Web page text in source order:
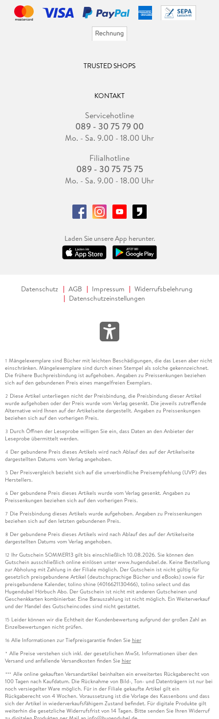
TRUSTED SHOPS
KONTAKT
Servicehotline
089 - 30 75 79 00
Mo. - Sa. 9.00 - 18.00 Uhr
Filialhotline
089 - 30 75 75 75
Mo. - Sa. 9.00 - 18.00 Uhr
Laden Sie unsere App herunter.
Datenschutz AGB Impressum
Widerrufsbelehrung
Datenschutzeinstellungen
1 Mängelexemplare sind Bücher mit leichten Beschädigungen, die das Lesen aber nicht
einschränken. Mängelexemplare sind durch einen Stempel als solche gekennzeichnet.
Die frühere Buchpreisbindung ist aufgehoben. Angaben zu Preissenkungen beziehen
sich auf den gebundenen Preis eines mangelfreien Exemplars.
2 Diese Artikel unterliegen nicht der Preisbindung, die Preisbindung dieser Artikel
wurde aufgehoben oder der Preis wurde vom Verlag gesenkt. Die jeweils zutreffende
Alternative wird Ihnen auf der Artikelseite dargestellt. Angaben zu Preissenkungen
beziehen sich auf den vorherigen Preis.
3 Durch Öffnen der Leseprobe willigen Sie ein, dass Daten an den Anbieter der
Leseprobe übermittelt werden.
4 Der gebundene Preis dieses Artikels wird nach Ablauf des auf der Artikelseite
dargestellten Datums vom Verlag angehoben.
5 Der Preisvergleich bezieht sich auf die unverbindliche Preisempfehlung (UVP) des
Herstellers.
6 Der gebundene Preis dieses Artikels wurde vom Verlag gesenkt. Angaben zu
Preissenkungen beziehen sich auf den vorherigen Preis.
7 Die Preisbindung dieses Artikels wurde aufgehoben. Angaben zu Preissenkungen
beziehen sich auf den letzten gebundenen Preis.
8 Der gebundene Preis dieses Artikels wird nach Ablauf des auf der Artikelseite
dargestellten Datums vom Verlag angehoben.
12 Ihr Gutschein SOMMER13 gilt bis einschließlich 10.08.2026. Sie können den
Gutschein ausschließlich online einlösen unter www.hugendubel.de. Keine Bestellung
zur Abholung mit Zahlung in der Filiale möglich. Der Gutschein ist nicht gültig für
gesetzlich preisgebundene Artikel (deutschsprachige Bücher und eBooks) sowie für
preisgebundene Kalender, tolino shine (4016621130466), tolino select und das
Hugendubel Hörbuch Abo. Der Gutschein ist nicht mit anderen Gutscheinen und
Geschenkkarten kombinierbar. Eine Barauszahlung ist nicht möglich. Ein Weiterverkauf
und der Handel des Gutscheincodes sind nicht gestattet.
15 Leider können wir die Echtheit der Kundenbewertung aufgrund der großen Zahl an
Einzelbewertungen nicht prüfen.
16 Alle Informationen zur Tiefpreisgarantie finden Sie hier
* Alle Preise verstehen sich inkl. der gesetzlichen MwSt. Informationen über den
Versand und anfallende Versandkosten finden Sie hier
*** Alle online gekauften Versandartikel beinhalten ein erweitertes Rückgaberecht von
100 Tagen nach Kaufdatum. Die Rücknahme von Bild-, Ton- und Datenträgern ist nur bei
noch versiegelter Ware möglich. Für in der Filiale gekaufte Artikel gilt ein
Rückgaberecht von 4 Wochen. Voraussetzung ist die Vorlage des Kassenbons und dass
sich der Artikel in wiederverkaufsfähigem Zustand befindet. Für digitale Produkte gilt
weiterhin die gesetzliche Widerrufsfrist von 14 Tagen. Bitte senden Sie Ihren Widerruf